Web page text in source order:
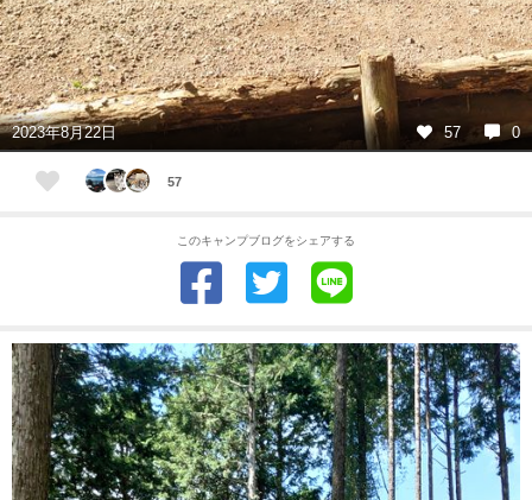
2023年8月22日 57 0
57
このキャンプブログをシェアする